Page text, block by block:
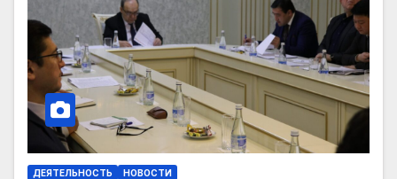
ДЕЯТЕЛЬНОСТЬ НОВОСТИ